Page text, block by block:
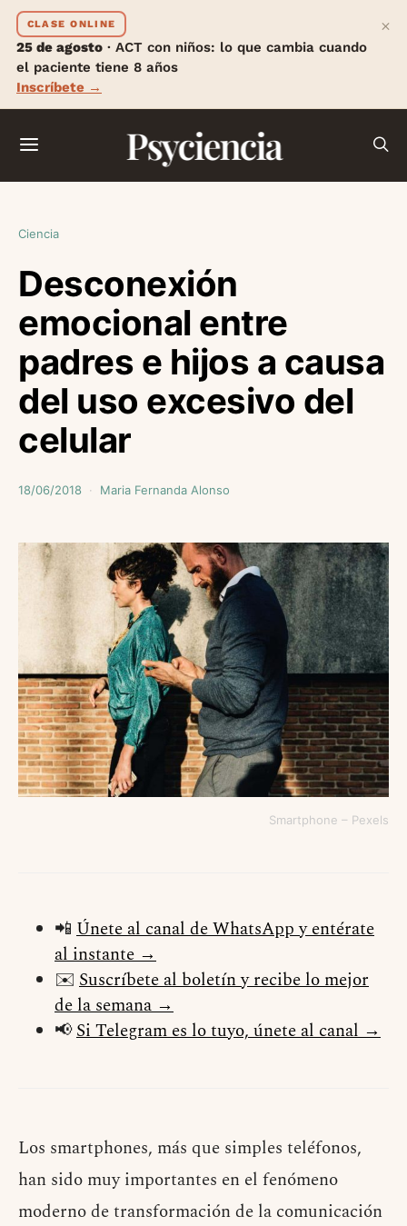
CLASE ONLINE
25 de agosto · ACT con niños: lo que cambia cuando
el paciente tiene 8 años
Inscríbete →
×
Psyciencia
Ciencia
Desconexión
emocional entre
padres e hijos a causa
del uso excesivo del
celular
18/06/2018 Maria Fernanda Alonso
Smartphone – Pexels
📲 Únete al canal de WhatsApp y entérate
al instante →
✉️ Suscríbete al boletín y recibe lo mejor
de la semana →
📢Si Telegram es lo tuyo, únete al canal →
Los smartphones, más que simples teléfonos,
han sido muy importantes en el fenómeno
moderno de transformación de la comunicación